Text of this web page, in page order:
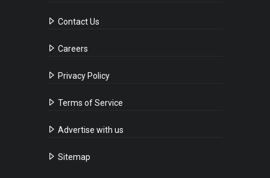
Contact Us
Careers
Privacy Policy
Terms of Service
Advertise with us
Sitemap